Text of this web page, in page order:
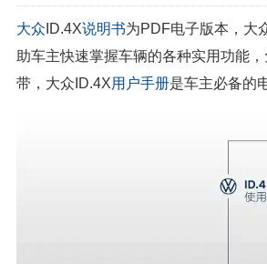
大众 ID.4X说明书为PDF电子版本，大
助车主快速掌握车辆的各种实用功能
带，大众ID.4X用户手册是车主必备的